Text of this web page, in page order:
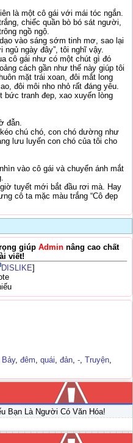
là một cô gái với mái tóc ngắn.
chiếc quần bò bó sát người,
ngồ ngộ.
vào sáng sớm tinh mơ, sao lại
ngày đây”, tôi nghĩ vậy.
cô gái như có một chút gì đó
cách gần như thế này giúp tôi
mặt trái xoan, đôi mắt long
đôi môi nho nhỏ rất đáng yêu.
bức tranh đep, xao xuyến lòng
đẫn.
chú chó, con chó dường như
lưu luyến con chó của tôi cho
vào cô gái và chuyển ánh mắt
tuyết mới bắt đầu rơi mà. Hay
cô ta mặc màu trắng “Cô đẹp
giúp Admin nâng cao chất
viết!
DISLIKE]
Bảy, đêm, quái, đản, -, Truyện,
Bạn Là Người Có Văn Hóa!